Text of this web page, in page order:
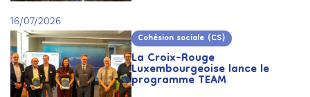
16/07/2026
Cohésion sociale (CS)
La Croix-Rouge
Luxembourgeoise lance le
programme TEAM